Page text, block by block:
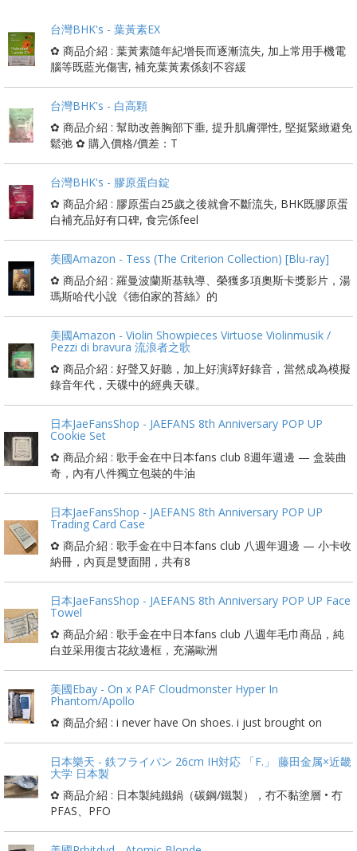
台灣BHK's - 葉黃素EX
✿ 商品介紹 : 葉黃素隨年紀增長而逐漸流失, 加上常用手機電
腦等既藍光傷害, 補充葉黃素係刻不容緩
台灣BHK's - 白高顆
✿ 商品介紹 : 幫助改善胸部下垂, 提升肌膚彈性, 堅挺緊緻避免
鬆弛 ✿ 購入價格/價差：T
台灣BHK's - 膠原蛋白錠
✿ 商品介紹 : 膠原蛋白25歲之後就會不斷流失, BHK既膠原蛋
白補充品好有口碑, 食完係feel
美國Amazon - Tess (The Criterion Collection) [Blu-ray]
✿ 商品介紹 : 羅曼波蘭斯基執導、榮獲多項奧斯卡獎影片，湯
瑪斯哈代小說《德伯家的苔絲》的
美國Amazon - Violin Showpieces Virtuose Violinmusik /
Pezzi di bravura 流浪者之歌
✿ 商品介紹 : 好聲又好聽，加上好演繹好錄音，當然成為模擬
錄音年代，天碟中的經典天碟。
日本JaeFansShop - JAEFANS 8th Anniversary POP UP
Cookie Set
✿ 商品介紹 : 歌手金在中日本fans club 8週年週邊 — 盒裝曲
奇，內有八件獨立包裝的牛油
日本JaeFansShop - JAEFANS 8th Anniversary POP UP
Trading Card Case
✿ 商品介紹 : 歌手金在中日本fans club 八週年週邊 — 小卡收
納冊，內頁是雙面開，共有8
日本JaeFansShop - JAEFANS 8th Anniversary POP UP Face
Towel
✿ 商品介紹 : 歌手金在中日本fans club 八週年毛巾商品，純
白並采用復古花紋邊框，充滿歐洲
美國Ebay - On x PAF Cloudmonster Hyper In
Phantom/Apollo
✿ 商品介紹 : i never have On shoes. i just brought on
日本樂天 - 鉄フライパン 26cm IH対応 「F.」 藤田金属×近畿
大学 日本製
✿ 商品介紹 : 日本製純鐵鍋（碳鋼/鐵製），冇不黏塗層 • 冇
PFAS、PFO